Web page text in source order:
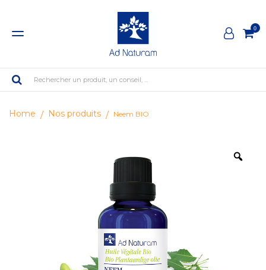
0
Rechercher un produit, un conseil, ...
Home Nos produits Neem BIO